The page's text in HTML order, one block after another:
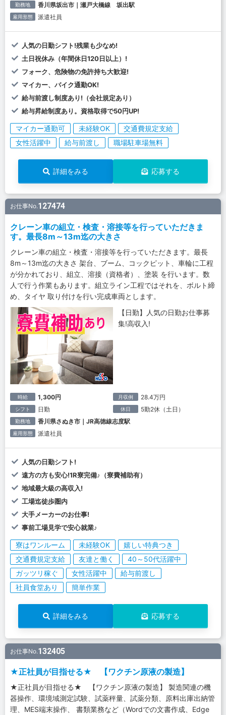
勤務地 香川県坂出市｜瀬戸大橋線 坂出駅
雇用形態 派遣社員
人気の日勤シフト!残業も少なめ!
土日祝休み（年間休日120日以上）!
フォーク、危険物の免許持ち大歓迎!
マイカー、バイク通勤OK!
給与前渡し制度あり!（会社規定あり）
給与昇給制度あり。資格取得で50円UP!
マイカー通勤可 未経験OK
交通費規定支給
女性活躍中
給与前渡し 職場駐車場無料
詳細をみる 応募する
お仕事No.127474
クレーン車の組立・検査・溶接等を行っていただきま
す。最長8m～13m迄の大きさ
クレーン車の組立・検査・溶接等を行っていただきます。最長
8m～13m迄の大きさ 架台、ブーム、コックピット、車輪に工程
が分かれており、組立、溶接（資格者）、塗装 を行います。数
人で行う作業もあります。組立ライン工程ではそれを、ボルト締
め、タイヤ 取り付けを行い完成車両とします。
【日勤】人気の日勤お仕事募
集!高収入!
時給 1,300円 月収例 28.4万円
シフト 日勤 休日 5勤2休（土日）
勤務地 香川県さぬき市｜JR高徳線志度駅
雇用形態 派遣社員
人気の日勤シフト!
遠方の方も安心!1R寮完備♪（寮費補助有）
地域最大級の高収入!
工場迄徒歩圏内
大手メーカーのお仕事!
事前工場見学で安心就業♪
寮はワンルーム 未経験OK
嬉しい特典つき
交通費規定支給
友達と働く
40～50代活躍中
ガッツリ稼ぐ
女性活躍中
給与前渡し
社員食堂あり
簡単作業
詳細をみる 応募する
お仕事No.132405
★正社員が目指せる★ 【ワクチン原液の製造】
★正社員が目指せる★ 【ワクチン原液の製造】 製造関連の機
器操作、環境域測定試験、試薬秤量、試薬分類、原料出庫出納管
理、MES端末操作、 書類業務など（Wordでの文書作成、Edge